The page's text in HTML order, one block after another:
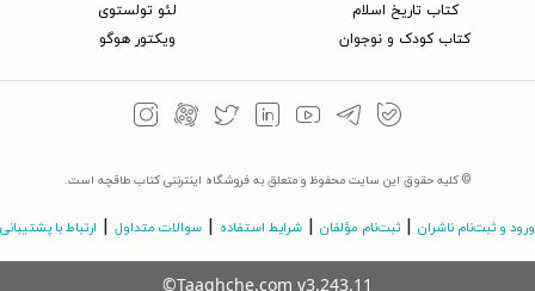
کتاب تاریخ اسلام
کتاب کودک و نوجوان
لئو تولستوی
ویکتور هوگو
© کلیه حقوق این سایت محفوظ و متعلق به فروشگاه اینترنتی کتاب طاقچه است.
ورود و ثبت‌نام ناشران ثبت‌نام مؤلفان شرایط استفاده سوالات متداول ارتباط با پشتیبانی
©Taaghche.com v3.243.11